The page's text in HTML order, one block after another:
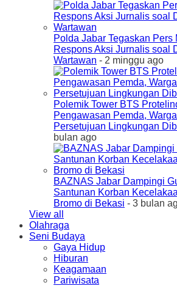
Polda Jabar Tegaskan Pers
Respons Aksi Jurnalis soal
Wartawan - 2 minggu ago
Polemik Tower BTS
Pengawasan Pemda,
Persetujuan Lingkungan
bulan ago
BAZNAS Jabar Dampingi
Santunan Korban
Bromo di Bekasi - 3 bulan
View all
Olahraga
Seni Budaya
Gaya Hidup
Hiburan
Keagamaan
Pariwisata